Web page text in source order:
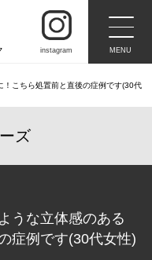
instagram MENU
！こちら処置前と直後の症例です(30代
ズ
うな立体感のある
症例です(30代女性)